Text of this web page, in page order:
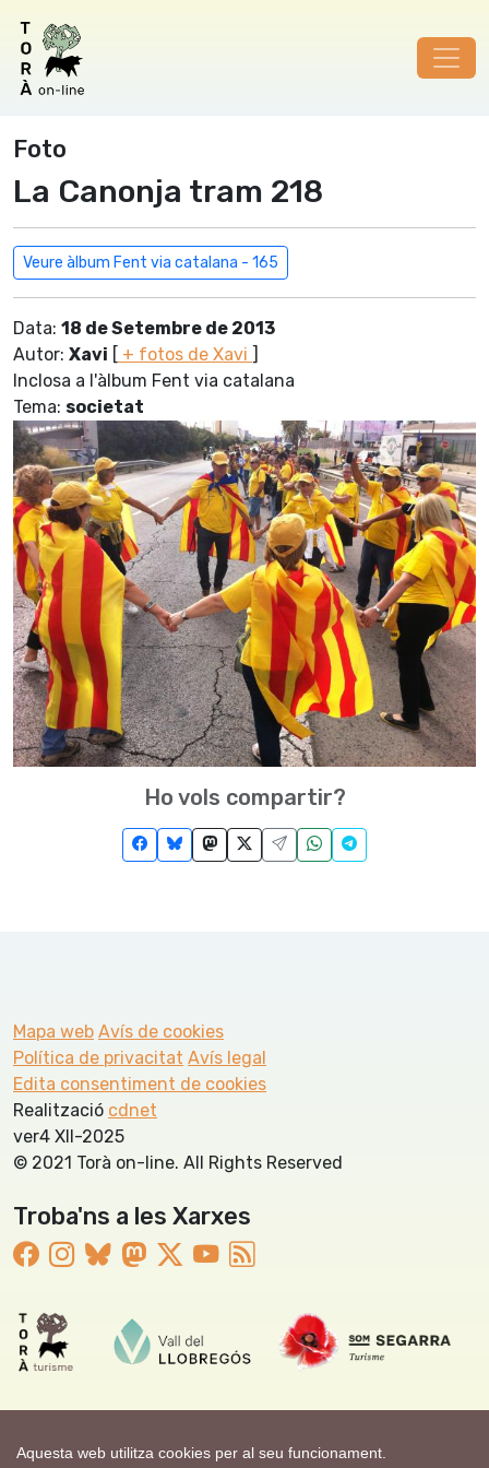
Aquesta web utilitza cookies per al seu funcionament.
Foto
La Canonja tram 218
Veure àlbum Fent via catalana - 165
Data: 18 de Setembre de 2013
Autor: Xavi [ + fotos de Xavi ]
Inclosa a l'àlbum Fent via catalana
Tema: societat
Ho vols compartir?
Mapa web Avís de cookies
Política de privacitat Avís legal
Edita consentiment de cookies
Realització cdnet
ver4 XII-2025
© 2021 Torà on-line. All Rights Reserved
Troba'ns a les Xarxes